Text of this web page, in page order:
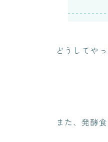
どうしてや
また、発酵